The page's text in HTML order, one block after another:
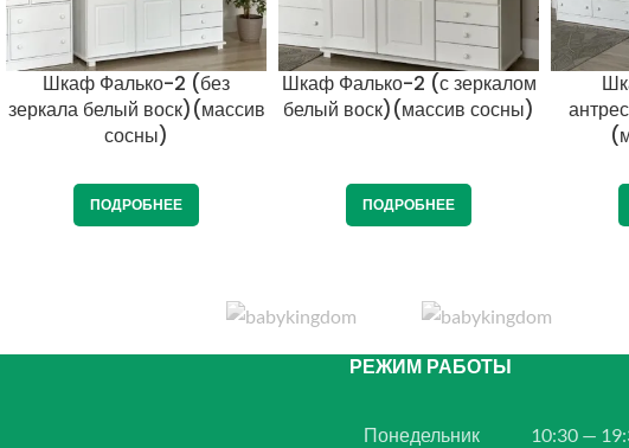
Шкаф Фалько-2 (без
зеркала белый воск)(массив
сосны)
ПОДРОБНЕЕ
Шкаф Фалько-2 (с зеркалом
белый воск)(массив сосны)
ПОДРОБНЕЕ
РЕЖИМ РАБОТЫ
Понедельник 10:30 —